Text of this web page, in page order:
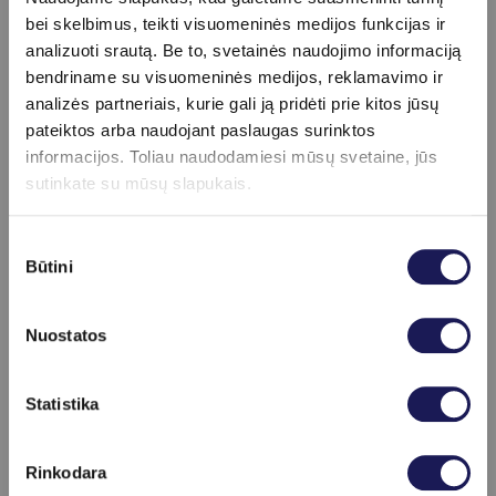
bei skelbimus, teikti visuomeninės medijos funkcijas ir
analizuoti srautą. Be to, svetainės naudojimo informaciją
bendriname su visuomeninės medijos, reklamavimo ir
analizės partneriais, kurie gali ją pridėti prie kitos jūsų
pateiktos arba naudojant paslaugas surinktos
informacijos. Toliau naudodamiesi mūsų svetaine, jūs
sutinkate su mūsų slapukais.
pasirinkimas
Būtini
Nuostatos
Statistika
Rinkodara
Apie 10–20 minučių
info
Svarbu
Taurių terapija nerekomenduojama, jei yra
odos pažeidimų, infekcijų ar uždegimų
procedūros vietoje, sergama kraujo
krešėjimo sutrikimais, vartojami kraują
Kainoraštis
Pakartotinė fizinės medicinos ir reabilitacijos gydytojo